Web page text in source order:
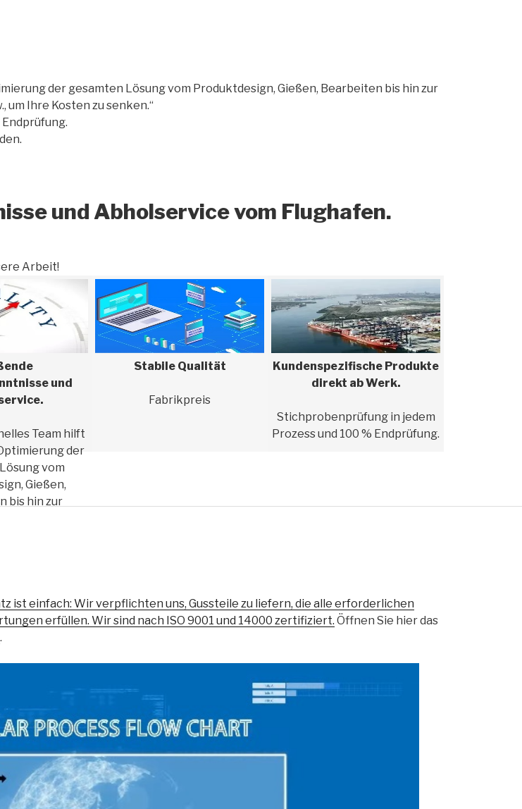
der gesamten Lösung vom Produktdesign, Gießen, Bearbeiten bis hin zur
um Ihre Kosten zu senken.“
und Abholservice vom Flughafen.
Arbeit!
und
Team hilft
der
vom
Gießen,
bis hin zur
Stabile Qualität
Fabrikpreis
Kundenspezifische Produkte
direkt ab Werk.
Stichprobenprüfung in jedem
Prozess und 100 % Endprüfung.
ist einfach: Wir verpflichten uns, Gussteile zu liefern, die alle erforderlichen
erfüllen. Wir sind nach ISO 9001 und 14000 zertifiziert. Öffnen Sie hier das
.